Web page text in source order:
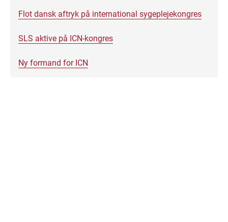
Flot dansk aftryk på international sygeplejekongres
SLS aktive på ICN-kongres
Ny formand for ICN